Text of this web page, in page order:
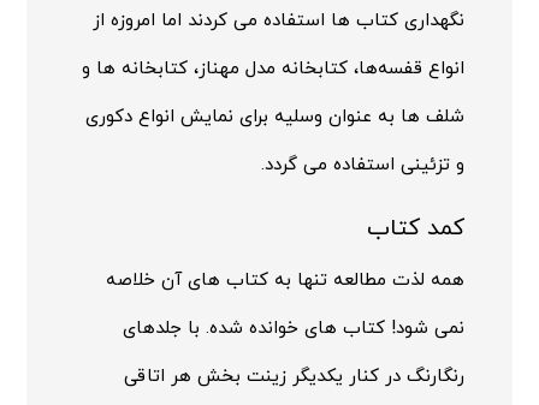
نگهداری کتاب ها استفاده می کردند اما امروزه از
انواع قفسه‌ها، کتابخانه مدل مهناز، کتابخانه ها و
شلف ها به عنوان وسلیه برای نمایش انواع دکوری
و تزئینی استفاده می گردد.
کمد کتاب
همه لذت مطالعه تنها به کتاب های آن خلاصه
نمی شود! کتاب های خوانده شده. با جلدهای
رنگارنگ در کنار یکدیگر زینت بخش هر اتاقی